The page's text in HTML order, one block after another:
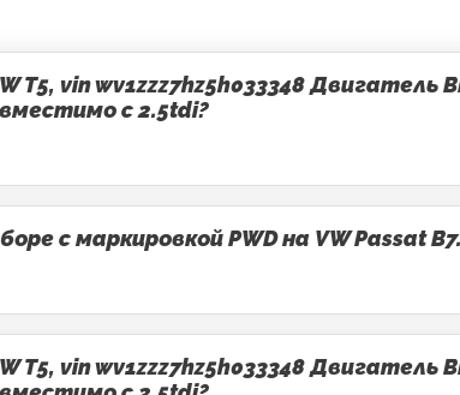
vin wv1zzz7hz5h033348 Двигатель
с 2.5tdi?
с маркировкой PWD на VW Passat
vin wv1zzz7hz5h033348 Двигатель